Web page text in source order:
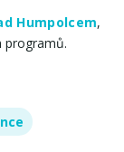
Humpolcem,
programů.